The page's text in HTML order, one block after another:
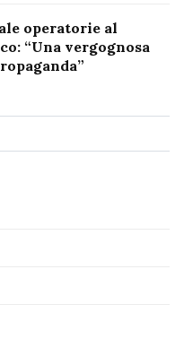
operatorie al
“Una vergognosa